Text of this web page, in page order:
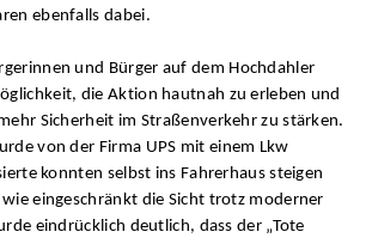
ebenfalls dabei.
und Bürger auf dem Hochdahler
die Aktion hautnah zu erleben und
Sicherheit im Straßenverkehr zu stärken.
von der Firma UPS mit einem Lkw
konnten selbst ins Fahrerhaus steigen
eingeschränkt die Sicht trotz moderner
eindrücklich deutlich, dass der „Tote